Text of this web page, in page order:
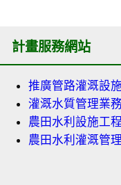
計畫服務網站
推廣管路灌溉設
灌溉水質管理業
農田水利設施工
農田水利灌溉管